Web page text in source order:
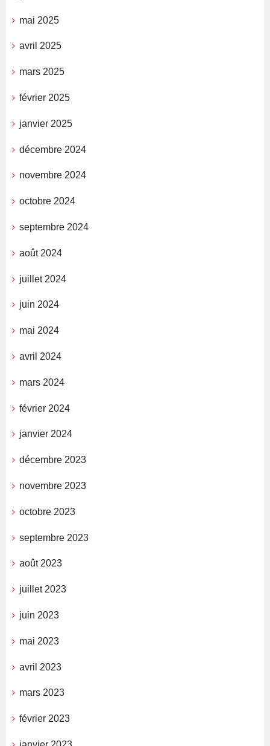
mai 2025
avril 2025
mars 2025
février 2025
janvier 2025
décembre 2024
novembre 2024
octobre 2024
septembre 2024
août 2024
juillet 2024
juin 2024
mai 2024
avril 2024
mars 2024
février 2024
janvier 2024
décembre 2023
novembre 2023
octobre 2023
septembre 2023
août 2023
juillet 2023
juin 2023
mai 2023
avril 2023
mars 2023
février 2023